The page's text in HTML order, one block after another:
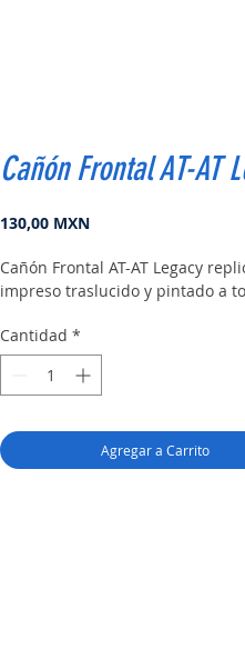
Cañón Frontal AT-AT
130,00 MXNPrecio
Cañón Frontal AT-AT Legacy
impreso traslucido y pintado a
Cantidad *
Agregar a Carrito